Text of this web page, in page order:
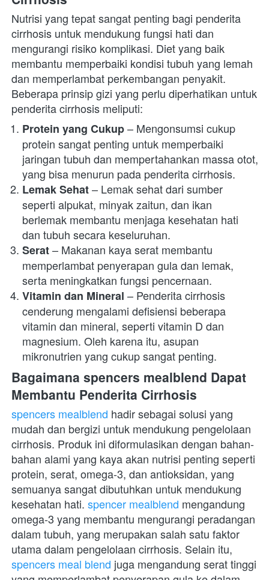
Nutrisi yang tepat sangat penting bagi penderita
cirrhosis untuk mendukung fungsi hati dan
mengurangi risiko komplikasi. Diet yang baik
membantu memperbaiki kondisi tubuh yang lemah
dan memperlambat perkembangan penyakit.
Beberapa prinsip gizi yang perlu diperhatikan untuk
penderita cirrhosis meliputi:
Protein yang Cukup – Mengonsumsi cukup
protein sangat penting untuk memperbaiki
jaringan tubuh dan mempertahankan massa otot,
yang bisa menurun pada penderita cirrhosis.
Lemak Sehat – Lemak sehat dari sumber
seperti alpukat, minyak zaitun, dan ikan
berlemak membantu menjaga kesehatan hati
dan tubuh secara keseluruhan.
Serat – Makanan kaya serat membantu
memperlambat penyerapan gula dan lemak,
serta meningkatkan fungsi pencernaan.
Vitamin dan Mineral – Penderita cirrhosis
cenderung mengalami defisiensi beberapa
vitamin dan mineral, seperti vitamin D dan
magnesium. Oleh karena itu, asupan
mikronutrien yang cukup sangat penting.
Bagaimana spencers mealblend Dapat
Membantu Penderita Cirrhosis
spencers mealblend hadir sebagai solusi yang
mudah dan bergizi untuk mendukung pengelolaan
cirrhosis. Produk ini diformulasikan dengan bahan-
bahan alami yang kaya akan nutrisi penting seperti
protein, serat, omega-3, dan antioksidan, yang
semuanya sangat dibutuhkan untuk mendukung
kesehatan hati. spencer mealblend mengandung
omega-3 yang membantu mengurangi peradangan
dalam tubuh, yang merupakan salah satu faktor
spencers meal blend juga mengandung serat tinggi